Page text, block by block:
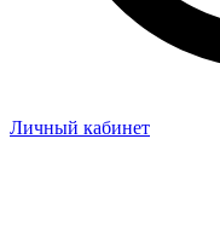
Личный кабинет